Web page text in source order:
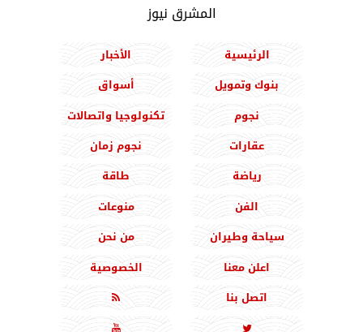
المشرق نيوز
الرئيسية
الأخبار
بنوك وتمويل
أسواق
نجوم
تكنولوجيا واتصالات
عقارات
نجوم زمان
رياضة
طاقة
الفن
منوعات
سياحة وطيران
من نحن
اعلن معنا
الخصوصية
اتصل بنا
